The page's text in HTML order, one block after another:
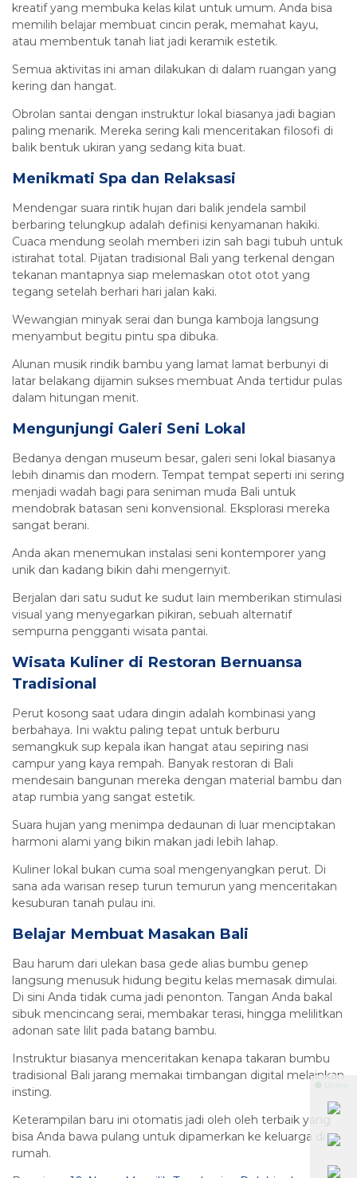
kreatif yang membuka kelas kilat untuk umum. Anda bisa
memilih belajar membuat cincin perak, memahat kayu,
atau membentuk tanah liat jadi keramik estetik.
Semua aktivitas ini aman dilakukan di dalam ruangan yang
kering dan hangat.
Obrolan santai dengan instruktur lokal biasanya jadi bagian
paling menarik. Mereka sering kali menceritakan filosofi di
balik bentuk ukiran yang sedang kita buat.
Menikmati Spa dan Relaksasi
Mendengar suara rintik hujan dari balik jendela sambil
berbaring telungkup adalah definisi kenyamanan hakiki.
Cuaca mendung seolah memberi izin sah bagi tubuh untuk
istirahat total. Pijatan tradisional Bali yang terkenal dengan
tekanan mantapnya siap melemaskan otot otot yang
tegang setelah berhari hari jalan kaki.
Wewangian minyak serai dan bunga kamboja langsung
menyambut begitu pintu spa dibuka.
Alunan musik rindik bambu yang lamat lamat berbunyi di
latar belakang dijamin sukses membuat Anda tertidur pulas
dalam hitungan menit.
Mengunjungi Galeri Seni Lokal
Bedanya dengan museum besar, galeri seni lokal biasanya
lebih dinamis dan modern. Tempat tempat seperti ini sering
menjadi wadah bagi para seniman muda Bali untuk
mendobrak batasan seni konvensional. Eksplorasi mereka
sangat berani.
Anda akan menemukan instalasi seni kontemporer yang
unik dan kadang bikin dahi mengernyit.
Berjalan dari satu sudut ke sudut lain memberikan stimulasi
visual yang menyegarkan pikiran, sebuah alternatif
sempurna pengganti wisata pantai.
Wisata Kuliner di Restoran Bernuansa
Tradisional
Perut kosong saat udara dingin adalah kombinasi yang
berbahaya. Ini waktu paling tepat untuk berburu
semangkuk sup kepala ikan hangat atau sepiring nasi
campur yang kaya rempah. Banyak restoran di Bali
mendesain bangunan mereka dengan material bambu dan
atap rumbia yang sangat estetik.
Suara hujan yang menimpa dedaunan di luar menciptakan
harmoni alami yang bikin makan jadi lebih lahap.
Kuliner lokal bukan cuma soal mengenyangkan perut. Di
sana ada warisan resep turun temurun yang menceritakan
kesuburan tanah pulau ini.
Belajar Membuat Masakan Bali
Bau harum dari ulekan basa gede alias bumbu genep
langsung menusuk hidung begitu kelas memasak dimulai.
Di sini Anda tidak cuma jadi penonton. Tangan Anda bakal
sibuk mencincang serai, membakar terasi, hingga melilitkan
adonan sate lilit pada batang bambu.
Instruktur biasanya menceritakan kenapa takaran bumbu
tradisional Bali jarang memakai timbangan digital melainkan
insting.
Keterampilan baru ini otomatis jadi oleh oleh terbaik yang
bisa Anda bawa pulang untuk dipamerkan ke keluarga di
rumah.
⚫ Online